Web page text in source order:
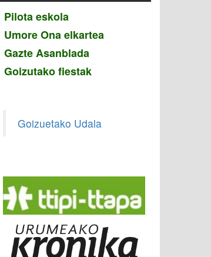
Pilota eskola
Umore Ona elkartea
Gazte Asanblada
Goizutako fiestak
Goizuetako Udala